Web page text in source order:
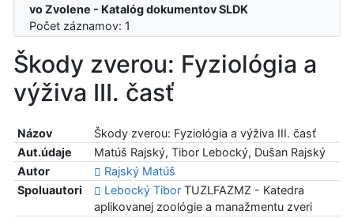
vo Zvolene - Katalóg dokumentov SLDK
Počet záznamov: 1
Škody zverou: Fyziológia a
výživa III. časť
Názov
Škody zverou: Fyziológia a výživa III. časť
Aut.údaje
Matúš Rajský, Tibor Lebocký, Dušan Rajský
Autor
Rajský Matúš
Spoluautori
Lebocký TiborTUZLFAZMZ - Katedra
aplikovanej zoológie a manažmentu zveri